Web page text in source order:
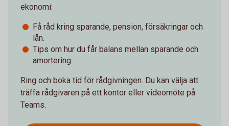
ekonomi:
Få råd kring sparande, pension, försäkringar och
lån.
Tips om hur du får balans mellan sparande och
amortering.
Ring och boka tid för rådgivningen. Du kan välja att
träffa rådgivaren på ett kontor eller videomöte på
Teams.